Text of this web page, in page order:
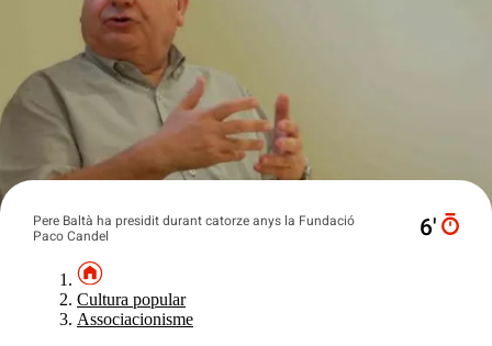
Pere Baltà ha presidit durant catorze anys la Fundació
Paco Candel
6′
Cultura popular
Associacionisme